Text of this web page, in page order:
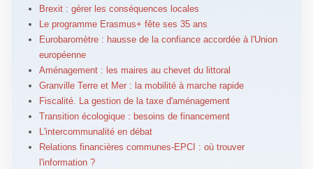
Brexit : gérer les conséquences locales
Le programme Erasmus+ fête ses 35 ans
Eurobaromètre : hausse de la confiance accordée à l'Union
européenne
Aménagement : les maires au chevet du littoral
Granville Terre et Mer : la mobilité à marche rapide
Fiscalité. La gestion de la taxe d'aménagement
Transition écologique : besoins de financement
L'intercommunalité en débat
Relations financières communes-EPCI : où trouver
l'information ?